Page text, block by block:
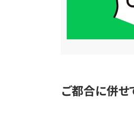
ご都合に併せ